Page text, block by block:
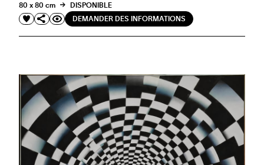
80 x 80 cm
DISPONIBLE
DEMANDER DES INFORMATIONS